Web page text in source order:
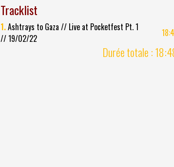
Tracklist
1.Ashtrays to Gaza // Live at Pocketfest Pt. 1
// 19/02/22
Durée totale :